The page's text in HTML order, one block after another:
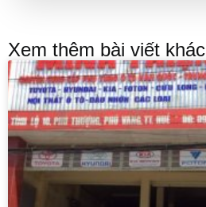
Xem thêm bài viết khác